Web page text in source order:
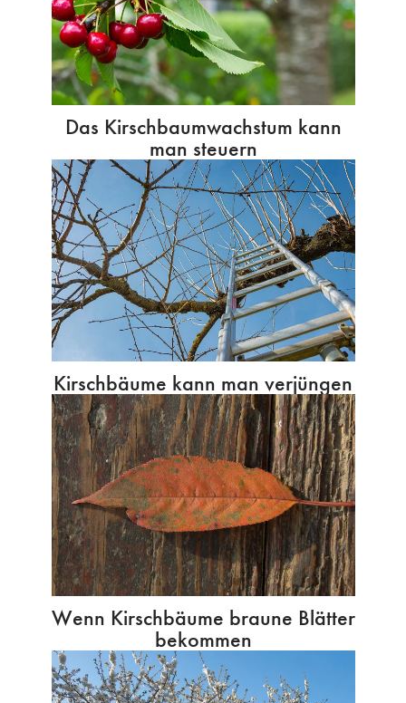
Das Kirschbaumwachstum kann
man steuern
Kirschbäume kann man verjüngen
Wenn Kirschbäume braune Blätter
bekommen